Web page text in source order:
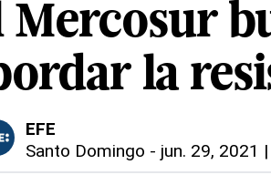
Mercosur
la
EFE
Santo Domingo - jun. 29, 2021